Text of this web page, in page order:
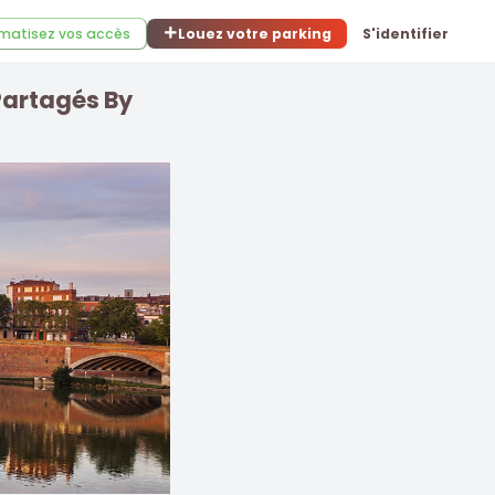
vos accès Louez votre parking S'identifier
By